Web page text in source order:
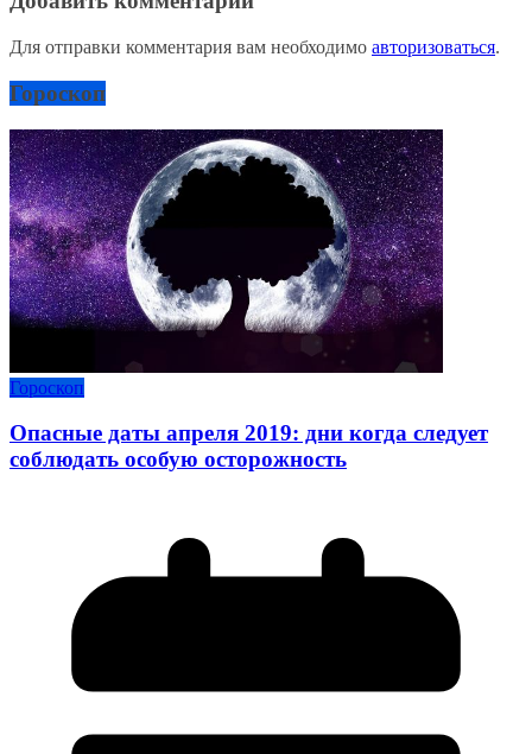
Для отправки комментария вам необходимо авторизоваться.
Гороскоп
Гороскоп
Опасные даты апреля 2019: дни когда следует
соблюдать особую осторожность